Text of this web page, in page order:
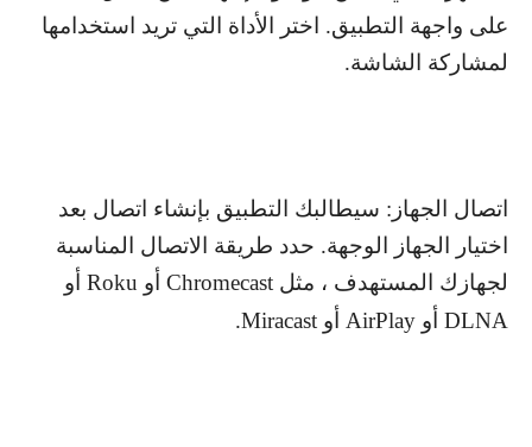
على واجهة التطبيق. اختر الأداة التي تريد استخدامها
لمشاركة الشاشة.
اتصال الجهاز: سيطالبك التطبيق بإنشاء اتصال بعد
اختيار الجهاز الوجهة. حدد طريقة الاتصال المناسبة
لجهازك المستهدف ، مثل Chromecast أو Roku أو
DLNA أو AirPlay أو Miracast
.